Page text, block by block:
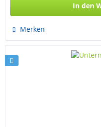
In den
Merken